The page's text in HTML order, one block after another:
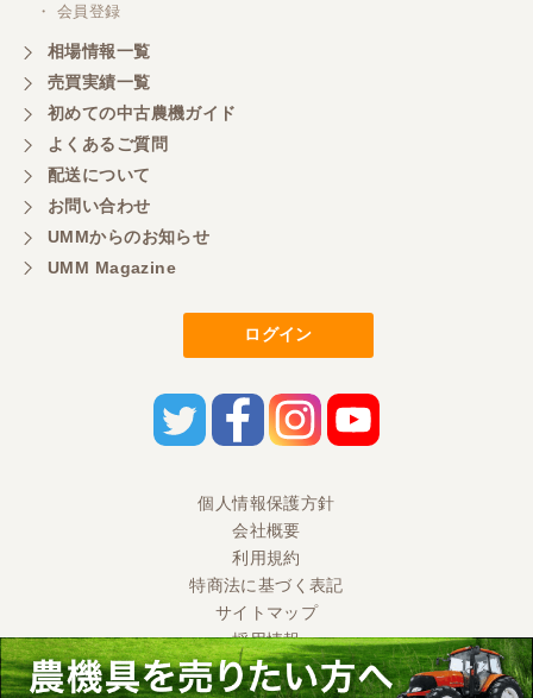
・ 会員登録
相場情報一覧
売買実績一覧
初めての中古農機ガイド
よくあるご質問
配送について
お問い合わせ
UMMからのお知らせ
UMM Magazine
ログイン
個人情報保護方針
会社概要
利用規約
特商法に基づく表記
サイトマップ
採用情報
Ⓒ 2020 UMM CO., LTD. All Rights Reserved.